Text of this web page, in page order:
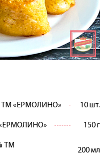
ТМ «ЕРМОЛИНО» 10 шт.
«ЕРМОЛИНО» 150 г
ТМ
200 мл